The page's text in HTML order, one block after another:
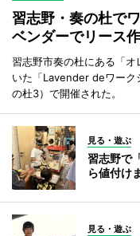
習志野・奏の杜で
ベンダーでリース
習志野市奏の杜にある「
いた「Lavender deワーク
の杜3）で開催された。
見る・遊ぶ
習志野で
ら値付け
見る・遊ぶ